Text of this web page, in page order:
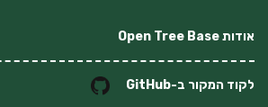
אודות Open Tree Base
לקוד המקור ב-GitHub